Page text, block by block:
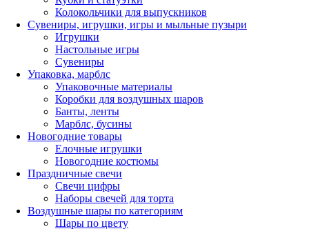
Колокольчики для выпускников
Сувениры, игрушки, игры и мыльные пузыри
Игрушки
Настольные игры
Сувениры
Упаковка, марблс
Упаковочные материалы
Коробки для воздушных шаров
Банты, ленты
Марблс, бусины
Новогодние товары
Елочные игрушки
Новогодние костюмы
Праздничные свечи
Свечи цифры
Наборы свечей для торта
Воздушные шары по категориям
Шары по цвету